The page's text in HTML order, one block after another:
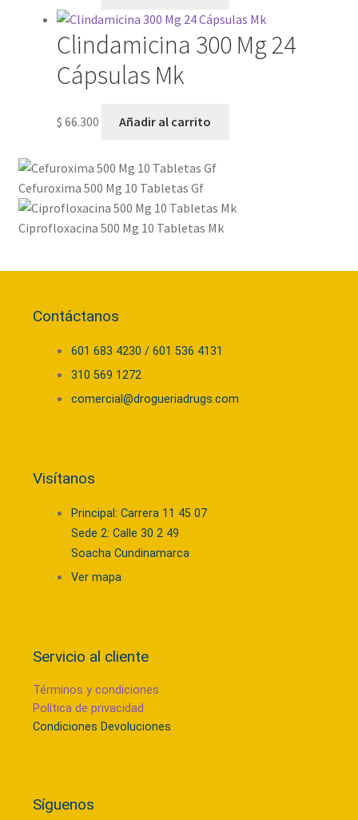
Clindamicina 300 Mg 24
Cápsulas Mk
$ 66.300 Añadir al carrito
Cefuroxima 500 Mg 10 Tabletas Gf
Ciprofloxacina 500 Mg 10 Tabletas Mk
Contáctanos
601 683 4230 / 601 536 4131
310 569 1272
comercial@drogueriadrugs.com
Visítanos
Principal: Carrera 11 45 07
Sede 2: Calle 30 2 49
Soacha Cundinamarca
Ver mapa
Servicio al cliente
Términos y condiciones
Política de privacidad
Condiciones Devoluciones
Síguenos